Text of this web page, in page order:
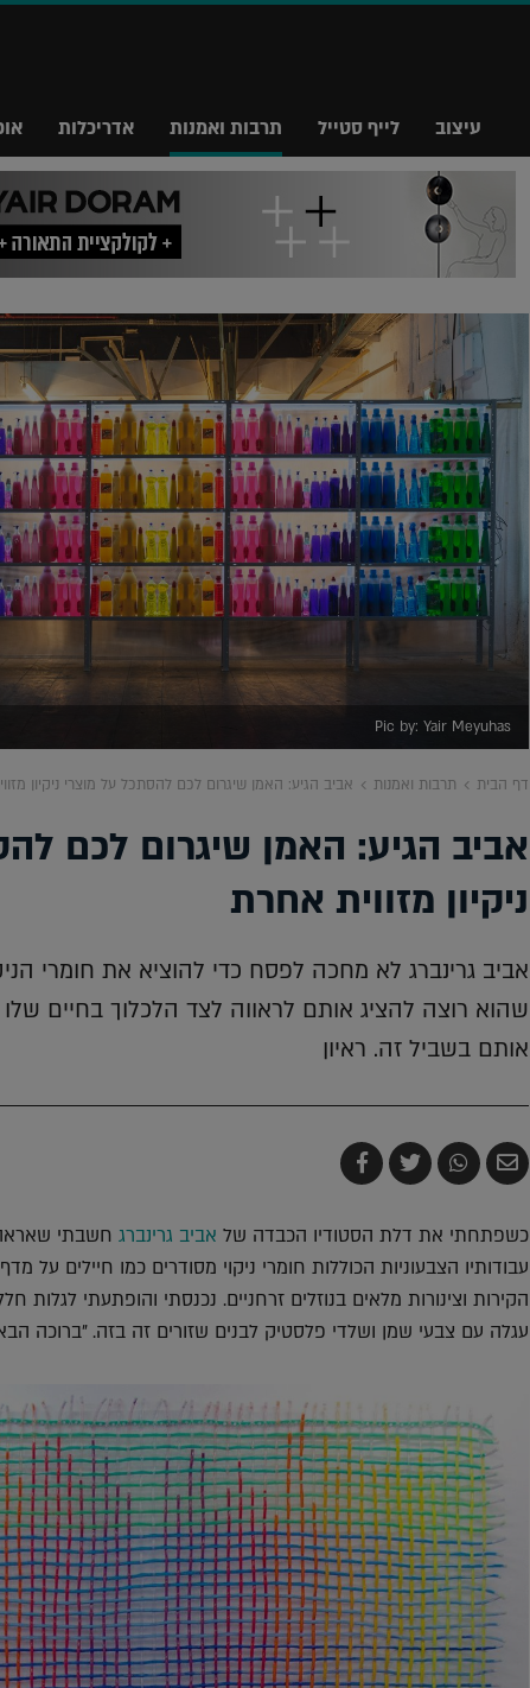
עיצוב לייף סטייל תרבות ואמנות אדריכלות
Pic by: Yair Meyuhas
דף הבית תרבות ואמנות אביב הגיע: האמן שיגרום לכם להסתכל על מוצרי ניקיון
אביב הגיע: האמן שיגרום לכם
ניקיון מזווית אחרת
אביב גרינברג לא מחכה לפסח כדי להוציא את חומרי
שהוא רוצה להציג אותם לראווה לצד הלכלוך בחיים
אותם בשביל זה. ראיון
שלח
בדואר
שתף
ב-
צייץ
ב-
שתף
ב-
כשפתחתי את דלת הסטודיו הכבדה של אביב גרינברג חשבתי
עבודותיו הצבעוניות הכוללות חומרי ניקוי מסודרים כמו חיילים על
הקירות וצינורות מלאים בנוזלים זרחניים. נכנסתי והופתעתי לגלות
עגלה עם צבעי שמן ושלדי פלסטיק לבנים שזורים זה בזה. "ברוכה